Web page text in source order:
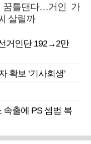
꿈틀댄다…거인 가
살릴까
거인단 192→2만
확보 ‘기사회생’
출에 PS 셈법 복